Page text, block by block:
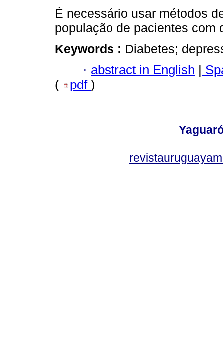
É necessário usar métodos
população de pacientes com
Keywords : Diabetes;
· abstract in English
(
pdf )